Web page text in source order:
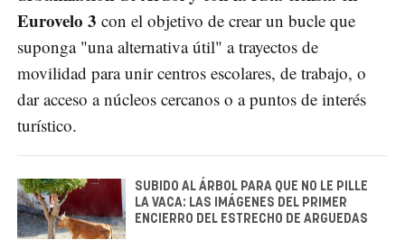
Eurovelo 3 con el objetivo de crear un bucle que
suponga "una alternativa útil" a trayectos de
movilidad para unir centros escolares, de trabajo, o
dar acceso a núcleos cercanos o a puntos de interés
turístico.
SUBIDO AL ÁRBOL PARA QUE NO LE PILLE
LA VACA: LAS IMÁGENES DEL PRIMER
ENCIERRO DEL ESTRECHO DE ARGUEDAS